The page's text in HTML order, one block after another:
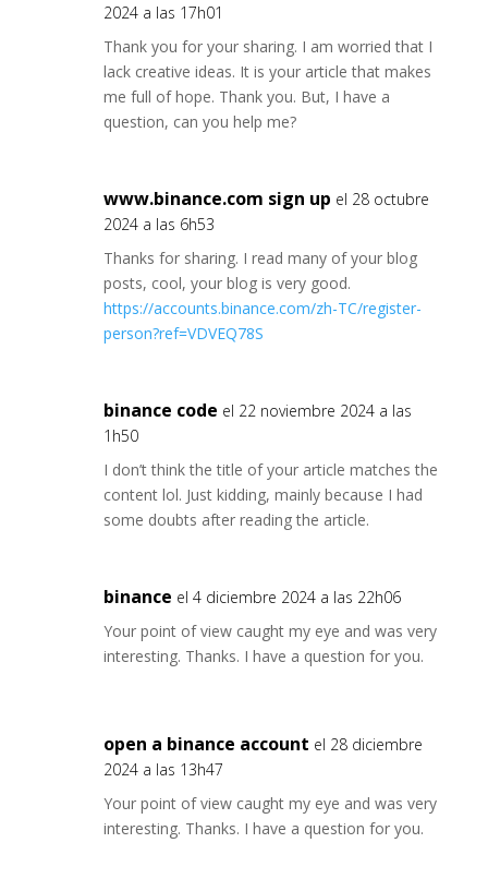
2024 a las 17h01
Thank you for your sharing. I am worried that I
lack creative ideas. It is your article that makes
me full of hope. Thank you. But, I have a
question, can you help me?
www.binance.com sign up el 28 octubre
2024 a las 6h53
Thanks for sharing. I read many of your blog
posts, cool, your blog is very good.
https://accounts.binance.com/zh-TC/register-
person?ref=VDVEQ78S
binance code el 22 noviembre 2024 a las
1h50
I don’t think the title of your article matches the
content lol. Just kidding, mainly because I had
some doubts after reading the article.
binance el 4 diciembre 2024 a las 22h06
Your point of view caught my eye and was very
interesting. Thanks. I have a question for you.
open a binance account el 28 diciembre
2024 a las 13h47
Your point of view caught my eye and was very
interesting. Thanks. I have a question for you.